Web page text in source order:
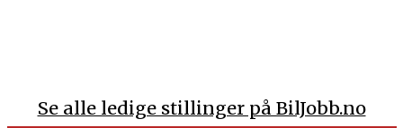
Se alle ledige stillinger på BilJobb.no